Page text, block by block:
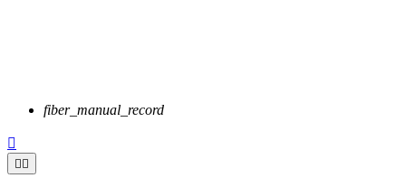
fiber_manual_record

 